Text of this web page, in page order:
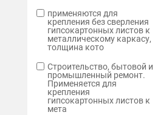
применяются для
крепления без сверления
гипсокартонных листов к
металлическому каркасу,
толщина кото
Строительство, бытовой и
промышленный ремонт.
Применяется для
крепления
гипсокартонных листов к
мета